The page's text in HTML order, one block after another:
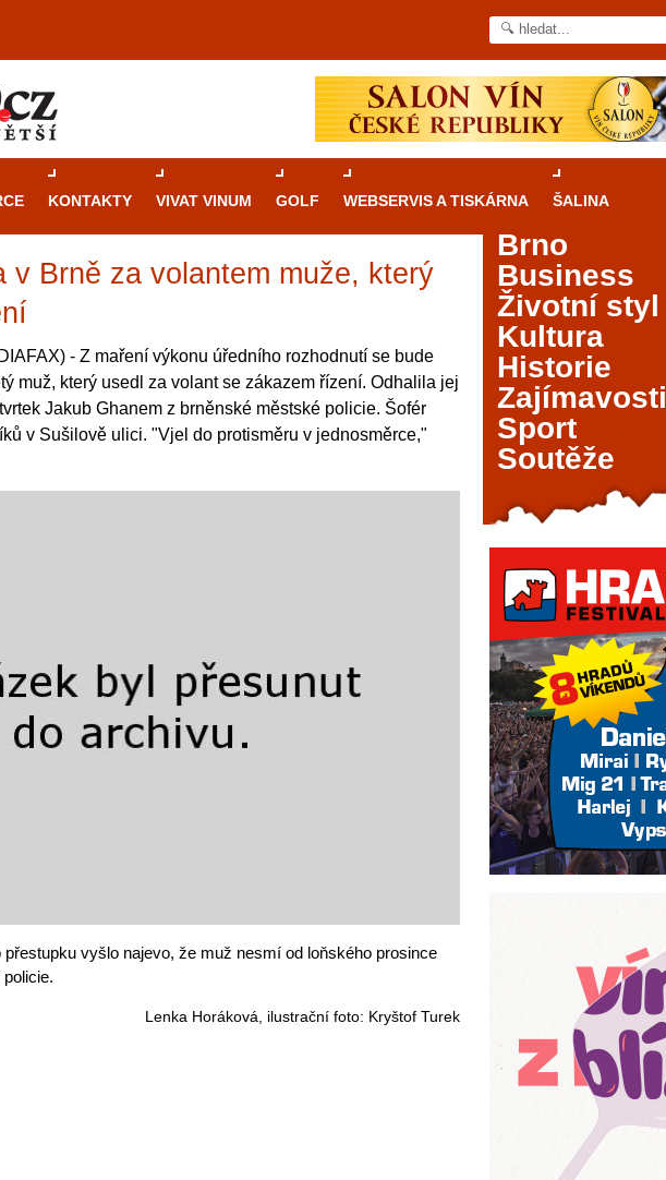
KONTAKTY VIVAT VINUM GOLF WEBSERVIS A TISKÁRNA ŠALINA
v Brně za volantem muže, který
- Z maření výkonu úředního rozhodnutí se bude
muž, který usedl za volant se zákazem řízení. Odhalila jej
Jakub Ghanem z brněnské městské policie. Šofér
v Sušilově ulici. "Vjel do protisměru v jednosměrce,"
vyšlo najevo, že muž nesmí od loňského prosince
Lenka Horáková, ilustrační foto: Kryštof Turek
Průvodcekasinovými hrami v Brně: Od
Brno je městem známým pro zajímavé památky, skvělé
restaurace, divadla a univerzity. Mimo jiné je ale také
místem, kde si můžete legálně a bezpečně vyzkoušet
různé kasinové hry. V neustále kvetoucí moravské
metropoli naleznete širokou nabídku her od klasické
Brno
Business
Životní styl
Kultura
Historie
Zajímavosti
Sport
Soutěže